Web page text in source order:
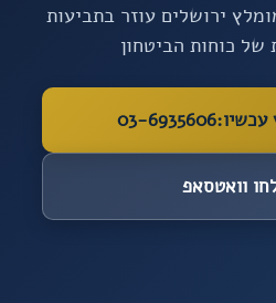
ירושלים עוזר בתביעות
של כוחות הביטחון
עכשיו:03-6935606
וואטסאפ